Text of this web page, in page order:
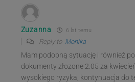
Zuzanna 6 lat temu
Reply to Monika
Mam podobną sytuację i również
dokumenty złozone 2.05 za
wysokiego ryzyka, kontynuacja do